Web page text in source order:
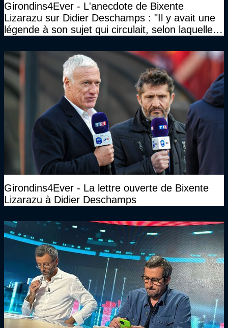
Girondins4Ever - L'anecdote de Bixente
Lizarazu sur Didier Deschamps : "Il y avait une
légende à son sujet qui circulait, selon laquelle il
Girondins4Ever - La lettre ouverte de Bixente
Lizarazu à Didier Deschamps